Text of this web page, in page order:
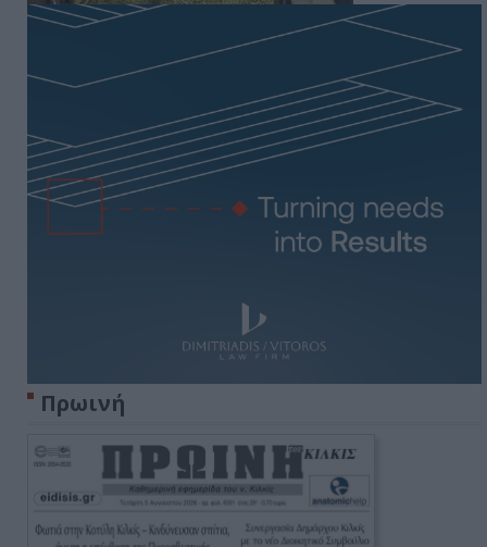
Πρωινή